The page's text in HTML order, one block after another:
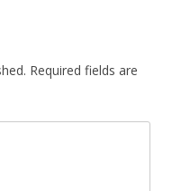
Required fields are